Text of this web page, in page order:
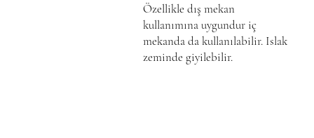
Özellikle dış mekan
kullanımına uygundur iç
mekanda da kullanılabilir. Islak
zeminde giyilebilir.